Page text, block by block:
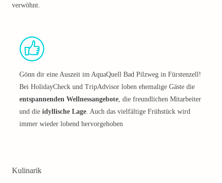
verwöhnt.
Gönn dir eine Auszeit im AquaQuell Bad Pilzweg in Fürstenzell!
Bei HolidayCheck und TripAdvisor loben ehemalige Gäste die
entspannenden Wellnessangebote, die freundlichen Mitarbeiter
und die idyllische Lage. Auch das vielfältige Frühstück wird
immer wieder lobend hervorgehoben
Kulinarik